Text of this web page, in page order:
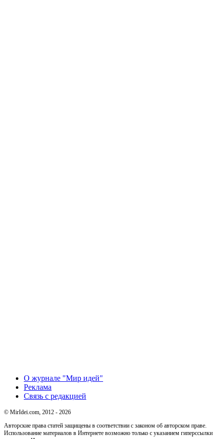
О журнале "Мир идей"
Реклама
Связь с редакцией
© MirIdei.com, 2012 - 2026
Авторские права статей защищены в соответствии с законом об авторском праве.
Использование материалов в Интернете возможно только с указанием гиперссылки